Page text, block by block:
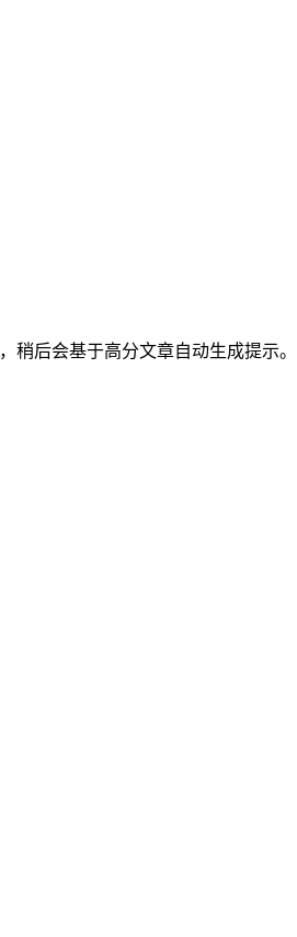
稍后会基于高分文章自动生成提示。